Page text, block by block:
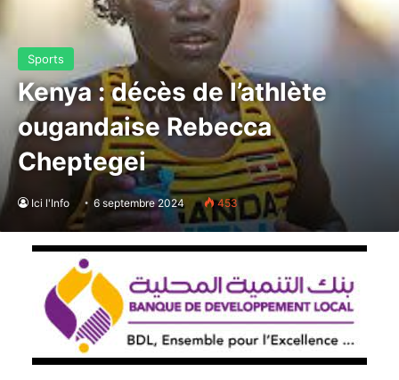
Sports
Kenya : décès de l’athlète
ougandaise Rebecca
Cheptegei
Ici l'Info 6 septembre 2024 453